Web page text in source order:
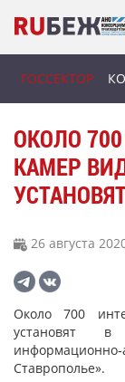
ГОССЕКТОР
ОКОЛО
КАМЕР
26 августа
Около 700
установят в
Ставрополье».